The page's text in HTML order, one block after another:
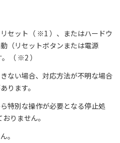
セット（ ※1 ）、またはハードウ
（リセットボタンまたは電源
（ ※2 ）
ない場合、対応方法が不明な場合
ります。
特別な操作が必要となる停止処
りません。
。